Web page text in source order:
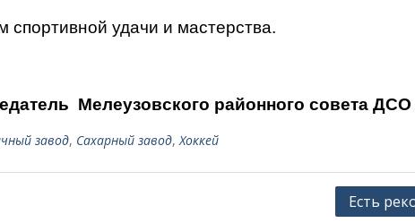
удачи и мастерства.
Мелеузовского районного совета
завод, Сахарный завод,Хоккей
Есть